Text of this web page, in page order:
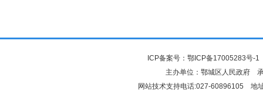
ICP备案号： 鄂ICP备17005283号-1
主办单位：鄂城区人民政府
网站技术支持电话:027-60896105 地